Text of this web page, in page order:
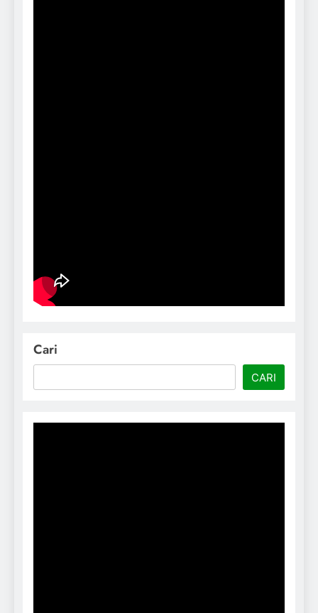
Cari
CARI